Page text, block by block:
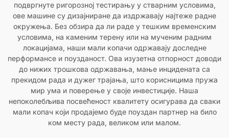
подвргнуте ригорозној тестирању у стварним условима,
ове машине су дизајниране да издржавају најтеже радне
окружења. Без обзира да ли раде у тешким временским
условима, на каменим терену или на мученим радним
локацијама, наши мали копачи одржавају доследне
перформансе и поузданост. Ова изузетна отпорност доводи
до нижих трошкова одржавања, мање инцидената са
прекидом рада и дужег трајања, што корисницима пружа
мир ума и поверење у своје инвестиције. Наша
непоколебљива посвећеност квалитету осигурава да сваки
мали копач који продајемо буде поуздан партнер на било
ком месту рада, великом или малом.